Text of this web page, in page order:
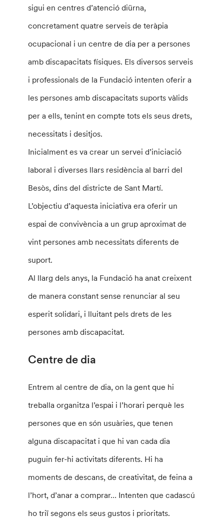
sigui en centres d’atenció diürna,
concretament quatre serveis de teràpia
ocupacional i un centre de dia per a persones
amb discapacitats físiques. Els diversos serveis
i professionals de la Fundació intenten oferir a
les persones amb discapacitats suports vàlids
per a ells, tenint en compte tots els seus drets,
necessitats i desitjos.
Inicialment es va crear un servei d’iniciació
laboral i diverses llars residència al barri del
Besòs, dins del districte de Sant Martí.
L’objectiu d’aquesta iniciativa era oferir un
espai de convivència a un grup aproximat de
vint persones amb necessitats diferents de
suport.
Al llarg dels anys, la Fundació ha anat creixent
de manera constant sense renunciar al seu
esperit solidari, i lluitant pels drets de les
persones amb discapacitat.
Centre de dia
Entrem al centre de dia, on la gent que hi
treballa organitza l’espai i l’horari perquè les
persones que en són usuàries, que tenen
alguna discapacitat i que hi van cada dia
puguin fer-hi activitats diferents. Hi ha
moments de descans, de creativitat, de feina a
l’hort, d’anar a comprar… Intenten que cadascú
ho triï segons els seus gustos i prioritats.